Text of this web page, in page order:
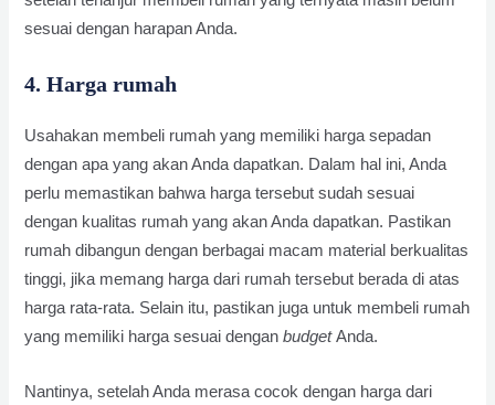
sesuai dengan harapan Anda.
4. Harga rumah
Usahakan membeli rumah yang memiliki harga sepadan
dengan apa yang akan Anda dapatkan. Dalam hal ini, Anda
perlu memastikan bahwa harga tersebut sudah sesuai
dengan kualitas rumah yang akan Anda dapatkan. Pastikan
rumah dibangun dengan berbagai macam material berkualitas
tinggi, jika memang harga dari rumah tersebut berada di atas
harga rata-rata. Selain itu, pastikan juga untuk membeli rumah
yang memiliki harga sesuai denganbudgetAnda.
Nantinya, setelah Anda merasa cocok dengan harga dari